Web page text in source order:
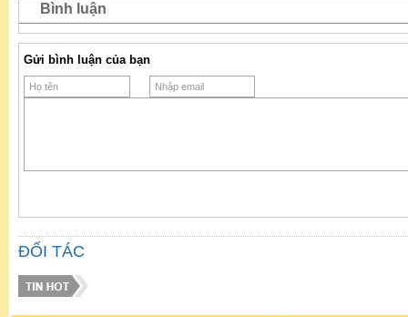
Bình luận
Gửi bình luận của bạn
ĐỐI TÁC